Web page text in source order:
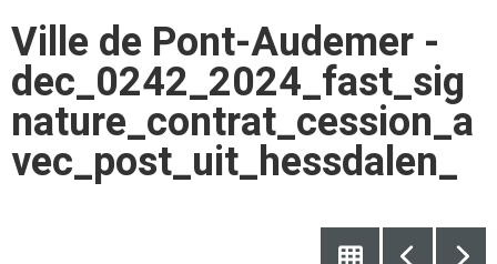
Ville de Pont-Audemer -
dec_0242_2024_fast_sig
nature_contrat_cession_a
vec_post_uit_hessdalen_